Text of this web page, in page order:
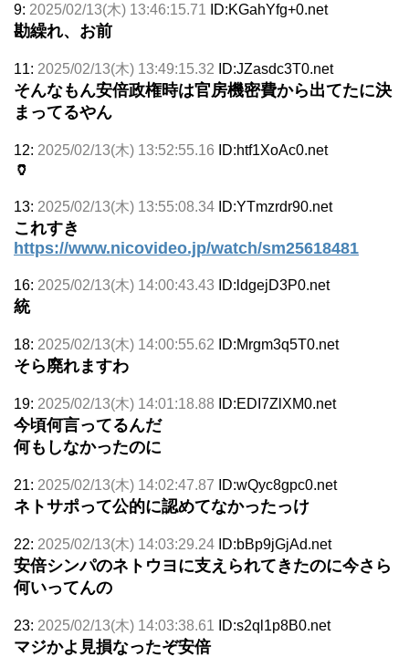
9: 2025/02/13(木) 13:46:15.71 ID:KGahYfg+0.net
勘繰れ、お前
11: 2025/02/13(木) 13:49:15.32 ID:JZasdc3T0.net
そんなもん安倍政権時は官房機密費から出てたに決
まってるやん
12: 2025/02/13(木) 13:52:55.16 ID:htf1XoAc0.net
🏺
13: 2025/02/13(木) 13:55:08.34 ID:YTmzrdr90.net
これすき
https://www.nicovideo.jp/watch/sm25618481
16: 2025/02/13(木) 14:00:43.43 ID:ldgejD3P0.net
統
18: 2025/02/13(木) 14:00:55.62 ID:Mrgm3q5T0.net
そら廃れますわ
19: 2025/02/13(木) 14:01:18.88 ID:EDI7ZlXM0.net
今頃何言ってるんだ
何もしなかったのに
21: 2025/02/13(木) 14:02:47.87 ID:wQyc8gpc0.net
ネトサポって公的に認めてなかったっけ
22: 2025/02/13(木) 14:03:29.24 ID:bBp9jGjAd.net
安倍シンパのネトウヨに支えられてきたのに今さら
何いってんの
23: 2025/02/13(木) 14:03:38.61 ID:s2ql1p8B0.net
マジかよ見損なったぞ安倍